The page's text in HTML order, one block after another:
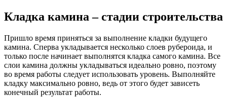
Кладка камина – стадии строительства
Пришло время приняться за выполнение кладки будущего
камина. Сперва укладывается несколько слоев рубероида, и
только после начинает выполнятся кладка самого камина. Все
слои камина должны укладываться идеально ровно, поэтому
во время работы следует использовать уровень. Выполняйте
кладку максимально ровно, ведь от этого будет зависеть
конечный результат работы.